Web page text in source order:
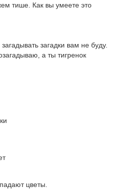
тише. Как вы умеете это
загадки вам не буду.
а ты тигренок
цветы.